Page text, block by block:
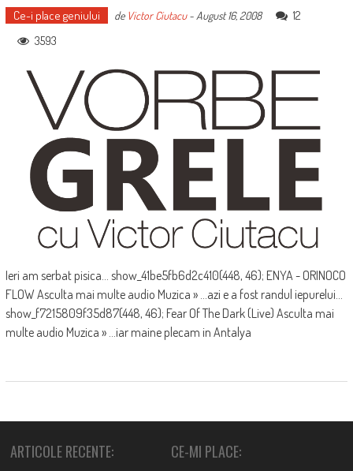
Ce-i place geniului de Victor Ciutacu-August 16, 2008
12
3593
Ieri am serbat pisica... show_41be5fb6d2c410(448, 46); ENYA - ORINOCO
FLOW Asculta mai multe audio Muzica » ...azi e a fost randul iepurelui...
show_f7215809f35d87(448, 46); Fear Of The Dark (Live) Asculta mai
multe audio Muzica » ...iar maine plecam in Antalya
ARTICOLE RECENTE: CE-MI PLACE: